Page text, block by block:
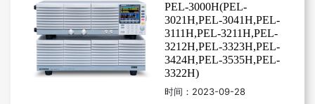
PEL-3000H(PEL-
3021H,PEL-3041H,PEL-
3111H,PEL-3211H,PEL-
3212H,PEL-3323H,PEL-
3424H,PEL-3535H,PEL-
3322H)
时间： 2023-09-28